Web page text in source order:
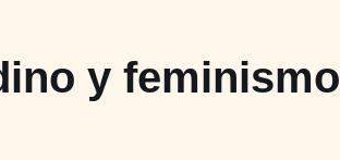
y feminismo